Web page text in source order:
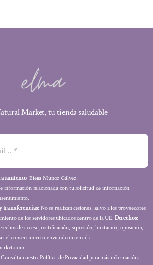
Market, tu tienda saludable
: Elena Muñoz Gálvez .
información relacionada con tu solicitud de información.
transferencias: No se realizan cesiones, salvo a los proveedores
de los servidores ubicados dentro de la UE. Derechos:
de acceso, rectificación, supresión, limitación, oposición,
el consentimiento enviando un email a
Consulta nuestra Política de Privacidad para más información.